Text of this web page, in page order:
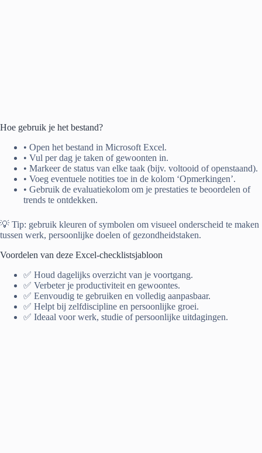
Hoe gebruik je het bestand?
• Open het bestand in Microsoft Excel.
• Vul per dag je taken of gewoonten in.
• Markeer de status van elke taak (bijv. voltooid of openstaand).
• Voeg eventuele notities toe in de kolom ‘Opmerkingen’.
• Gebruik de evaluatiekolom om je prestaties te beoordelen of
trends te ontdekken.
💡 Tip: gebruik kleuren of symbolen om visueel onderscheid te maken
tussen werk, persoonlijke doelen of gezondheidstaken.
Voordelen van deze Excel-checklistsjabloon
✅ Houd dagelijks overzicht van je voortgang.
✅ Verbeter je productiviteit en gewoontes.
✅ Eenvoudig te gebruiken en volledig aanpasbaar.
✅ Helpt bij zelfdiscipline en persoonlijke groei.
✅ Ideaal voor werk, studie of persoonlijke uitdagingen.